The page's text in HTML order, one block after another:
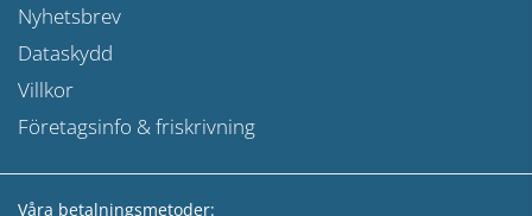
Nyhetsbrev
Dataskydd
Villkor
Företagsinfo & friskrivning
Våra betalningsmetoder: